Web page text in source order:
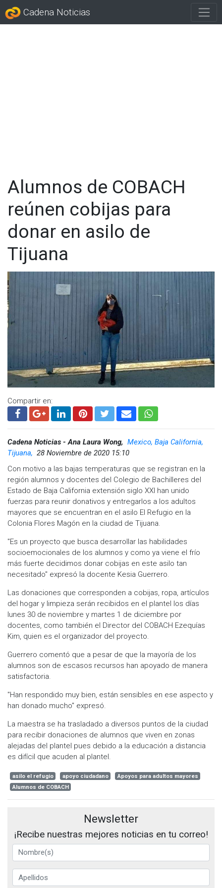
Cadena Noticias
Alumnos de COBACH
reúnen cobijas para
donar en asilo de
Tijuana
Compartir en:
Cadena Noticias - Ana Laura Wong, Mexico, Baja California,
Tijuana, 28 Noviembre de 2020 15:10
Con motivo a las bajas temperaturas que se registran en la
región alumnos y docentes del Colegio de Bachilleres del
Estado de Baja California extensión siglo XXI han unido
fuerzas para reunir donativos y entregarlos a los adultos
mayores que se encuentran en el asilo El Refugio en la
Colonia Flores Magón en la ciudad de Tijuana.
"Es un proyecto que busca desarrollar las habilidades
socioemocionales de los alumnos y como ya viene el frío
más fuerte decidimos donar cobijas en este asilo tan
necesitado" expresó la docente Kesia Guerrero.
Las donaciones que corresponden a cobijas, ropa, artículos
del hogar y limpieza serán recibidos en el plantel los días
lunes 30 de noviembre y martes 1 de diciembre por
docentes, como también el Director del COBACH Ezequías
Kim, quien es el organizador del proyecto.
Guerrero comentó que a pesar de que la mayoría de los
alumnos son de escasos recursos han apoyado de manera
satisfactoria.
"Han respondido muy bien, están sensibles en ese aspecto y
han donado mucho" expresó.
La maestra se ha trasladado a diversos puntos de la ciudad
para recibir donaciones de alumnos que viven en zonas
alejadas del plantel pues debido a la educación a distancia
es difícil que acuden al plantel.
asilo el refugio apoyo ciudadano
Apoyos para adultos mayores
Alumnos de COBACH
Newsletter
¡Recibe nuestras mejores noticias en tu correo!